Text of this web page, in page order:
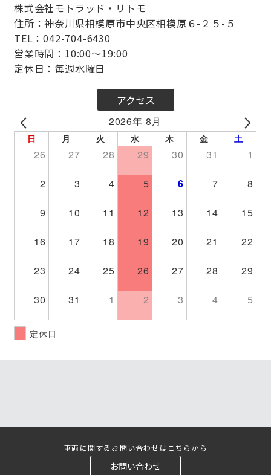
株式会社モトラッド・リトモ
住所：神奈川県相模原市中央区相模原６-２５-５
TEL：042-704-6430
営業時間：10:00～19:00
定休日：毎週水曜日
アクセス
2026年 8月
日 月 火 水 木 金 土
26 27 28 29 30 31 1
2 3 4 5 6 7 8
9 10 11 12 13 14 15
16 17 18 19 20 21 22
23 24 25 26 27 28 29
30 31 1 2 3 4 5
定休日
車両に関するお問い合わせはこちらから
お問い合わせ